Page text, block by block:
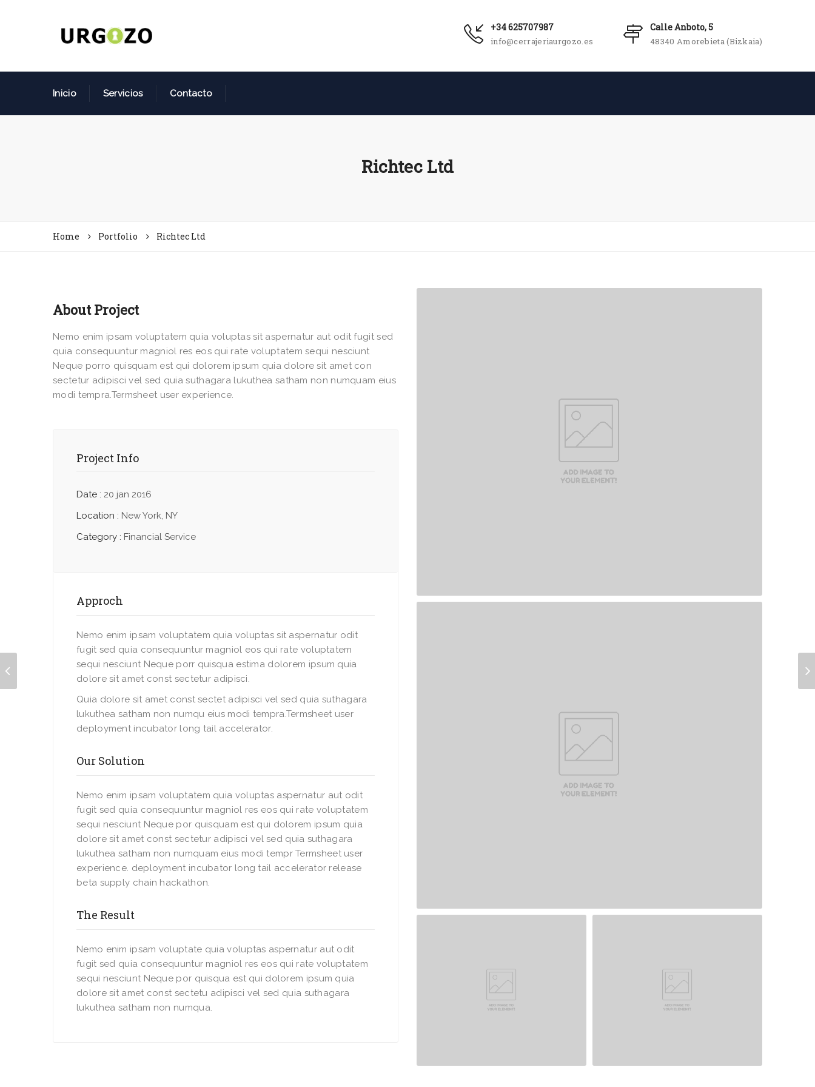
+34 625707987
info@cerrajeriaurgozo.es
Calle Anboto, 5
48340 Amorebieta (Bizkaia)
Inicio Servicios Contacto
Richtec Ltd
Home Portfolio Richtec Ltd
About Project
Nemo enim ipsam voluptatem quia voluptas sit aspernatur aut odit fugit sed
quia consequuntur magniol res eos qui rate voluptatem sequi nesciunt
Neque porro quisquam est qui dolorem ipsum quia dolore sit amet con
sectetur adipisci vel sed quia suthagara lukuthea satham non numquam eius
modi tempra.Termsheet user experience.
Project Info
Date : 20 jan 2016
Location : New York, NY
Category : Financial Service
Approch
Nemo enim ipsam voluptatem quia voluptas sit aspernatur odit
fugit sed quia consequuntur magniol eos qui rate voluptatem
sequi nesciunt Neque porr quisqua estima dolorem ipsum quia
dolore sit amet const sectetur adipisci.
Quia dolore sit amet const sectet adipisci vel sed quia suthagara
lukuthea satham non numqu eius modi tempra.Termsheet user
deployment incubator long tail accelerator.
Our Solution
Nemo enim ipsam voluptatem quia voluptas aspernatur aut odit
fugit sed quia consequuntur magniol res eos qui rate voluptatem
sequi nesciunt Neque por quisquam est qui dolorem ipsum quia
dolore sit amet const sectetur adipisci vel sed quia suthagara
lukuthea satham non numquam eius modi tempr Termsheet user
experience. deployment incubator long tail accelerator release
beta supply chain hackathon.
The Result
Nemo enim ipsam voluptate quia voluptas aspernatur aut odit
fugit sed quia consequuntur magniol res eos qui rate voluptatem
sequi nesciunt Neque por quisqua est qui dolorem ipsum quia
dolore sit amet const sectetu adipisci vel sed quia suthagara
lukuthea satham non numqua.